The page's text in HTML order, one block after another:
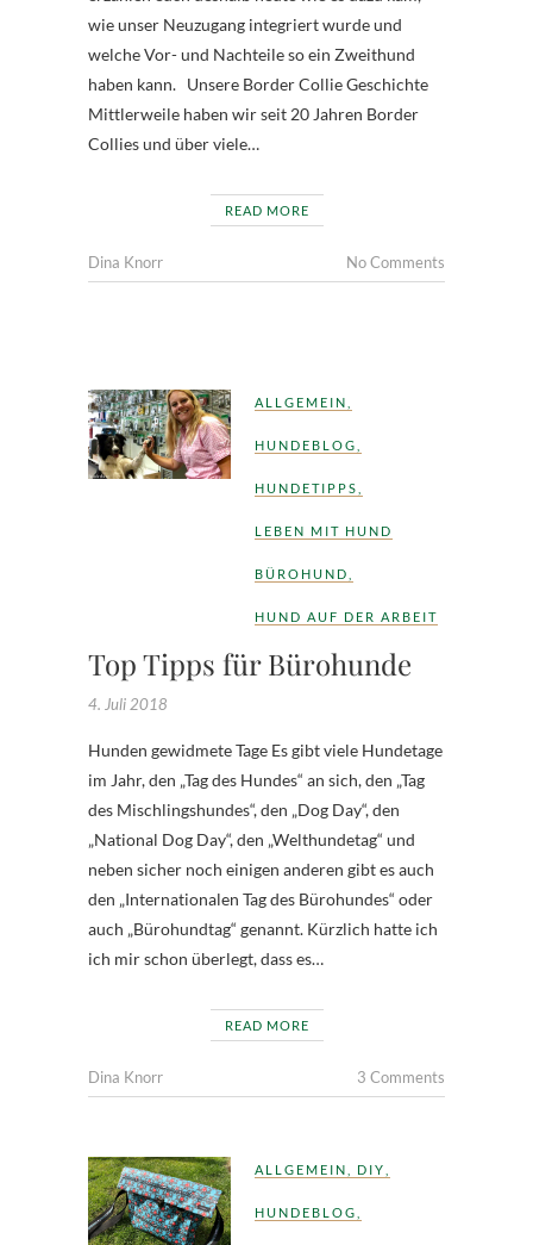
wie unser Neuzugang integriert wurde und
welche Vor- und Nachteile so ein Zweithund
haben kann. Unsere Border Collie Geschichte
Mittlerweile haben wir seit 20 Jahren Border
Collies und über viele…
READ MORE
Dina Knorr No Comments
ALLGEMEIN
HUNDEBLOG
HUNDETIPPS
LEBEN MIT HUND
BÜROHUND
HUND AUF DER ARBEIT
Top Tipps für Bürohunde
4. Juli 2018
Hunden gewidmete Tage Es gibt viele Hundetage
im Jahr, den „Tag des Hundes“ an sich, den „Tag
des Mischlingshundes“, den „Dog Day“, den
„National Dog Day“, den „Welthundetag“ und
neben sicher noch einigen anderen gibt es auch
den „Internationalen Tag des Bürohundes“ oder
auch „Bürohundtag“ genannt. Kürzlich hatte ich
ich mir schon überlegt, dass es…
READ MORE
Dina Knorr 3 Comments
ALLGEMEIN DIY
HUNDEBLOG